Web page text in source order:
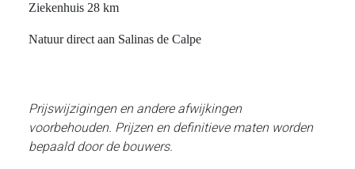
Ziekenhuis 28 km
Natuur direct aan Salinas de Calpe
Prijswijzigingen en andere afwijkingen
voorbehouden. Prijzen en definitieve maten worden
bepaald door de bouwers.